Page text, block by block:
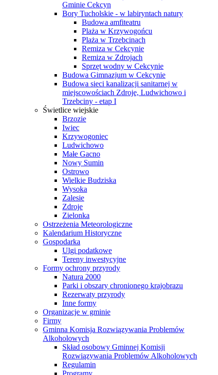
Gminie Cekcyn
Bory Tucholskie - w labiryntach natury
Budowa amfiteatru
Plaża w Krzywogońcu
Plaża w Trzebcinach
Remiza w Cekcynie
Remiza w Zdrojach
Sprzęt wodny w Cekcynie
Budowa Gimnazjum w Cekcynie
Budowa sieci kanalizacji sanitarnej w
miejscowościach Zdroje, Ludwichowo i
Trzebciny - etap I
Świetlice wiejskie
Brzozie
Iwiec
Krzywogoniec
Ludwichowo
Małe Gacno
Nowy Sumin
Ostrowo
Wielkie Budziska
Wysoka
Zalesie
Zdroje
Zielonka
Ostrzeżenia Meteorologiczne
Kalendarium Historyczne
Gospodarka
Ulgi podatkowe
Tereny inwestycyjne
Formy ochrony przyrody
Natura 2000
Parki i obszary chronionego krajobrazu
Rezerwaty przyrody
Inne formy
Organizacje w gminie
Firmy
Gminna Komisja Rozwiązywania Problemów
Alkoholowych
Skład osobowy Gminnej Komisji
Rozwiązywania Problemów Alkoholowych
Regulamin
Programy